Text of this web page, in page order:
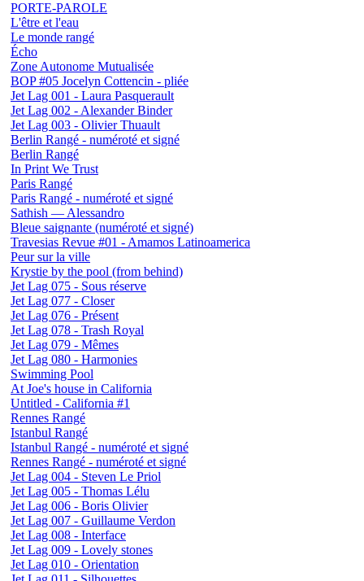
PORTE-PAROLE
L'être et l'eau
Le monde rangé
Écho
Zone Autonome Mutualisée
BOP #05 Jocelyn Cottencin - pliée
Jet Lag 001 - Laura Pasquerault
Jet Lag 002 - Alexander Binder
Jet Lag 003 - Olivier Thuault
Berlin Rangé - numéroté et signé
Berlin Rangé
In Print We Trust
Paris Rangé
Paris Rangé - numéroté et signé
Sathish — Alessandro
Bleue saignante (numéroté et signé)
Travesias Revue #01 - Amamos Latinoamerica
Peur sur la ville
Krystie by the pool (from behind)
Jet Lag 075 - Sous réserve
Jet Lag 077 - Closer
Jet Lag 076 - Présent
Jet Lag 078 - Trash Royal
Jet Lag 079 - Mêmes
Jet Lag 080 - Harmonies
Swimming Pool
At Joe's house in California
Untitled - California #1
Rennes Rangé
Istanbul Rangé
Istanbul Rangé - numéroté et signé
Rennes Rangé - numéroté et signé
Jet Lag 004 - Steven Le Priol
Jet Lag 005 - Thomas Lélu
Jet Lag 006 - Boris Olivier
Jet Lag 007 - Guillaume Verdon
Jet Lag 008 - Interface
Jet Lag 009 - Lovely stones
Jet Lag 010 - Orientation